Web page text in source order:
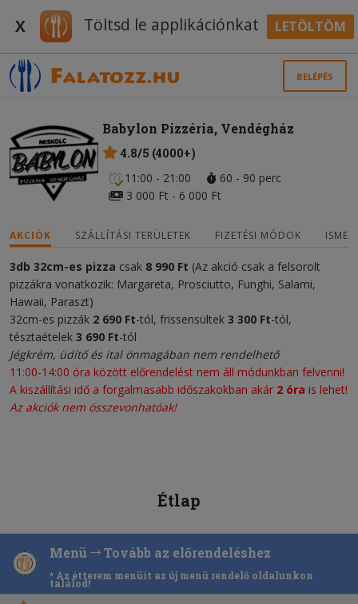
X Töltsd le applikációnkat LETÖLTÖM
BELÉPÉS
Babylon Pizzéria, Vendégház
4.8/5 (4000+)
11:00 - 21:00
60 - 90 perc
3 000 Ft - 6 000 Ft
AKCIÓK SZÁLLÍTÁSI TERÜLETEK FIZETÉSI MÓDOK
3db 32cm-es pizza csak 8 990 Ft (Az akció csak a felsorolt
pizzákra vonatkozik: Margareta, Prosciutto, Funghi, Salami,
Hawaii, Paraszt)
32cm-es pizzák 2 690 Ft-tól, frissensültek 3 300 Ft-tól,
tésztaételek 3 690 Ft-tól
Jégkrém, üdítő és ital önmagában nem rendelhető
11:00-14:00 óra között előrendelést nem áll módunkban felvenni!
A kiszállítási idő a forgalmasabb időszakokban akár 2 óra is lehet!
Az akciók nem összevonhatóak!
Étlap
Menü Tovább az előrendeléshez
* Az étterem menüit az új menü rendelő oldalunkon
találod!